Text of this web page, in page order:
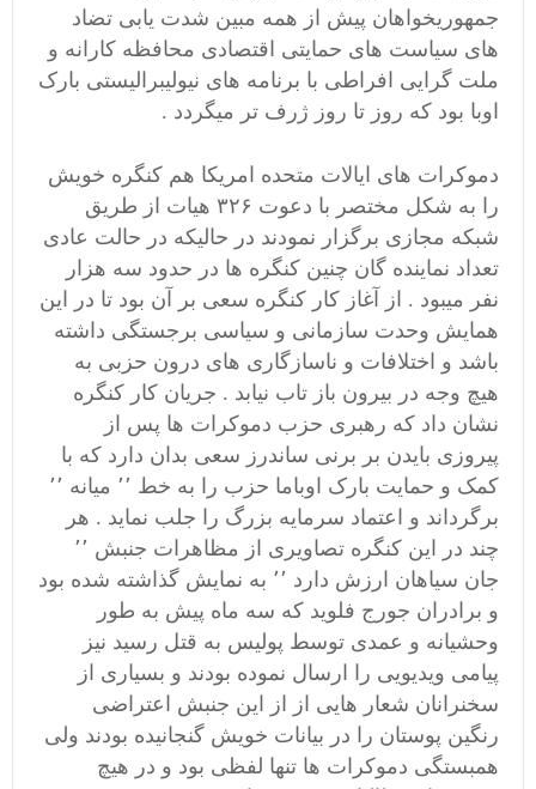
جمهوریخواهان پیش از همه مبین شدت یابی تضاد
های سیاست های حمایتی اقتصادی محافظه کارانه و
ملت گرایی افراطی با برنامه های نیولیبرالیستی بارک
اوبا بود که روز تا روز ژرف تر میگردد .
دموکرات های ایالات متحده امریکا هم کنگره خویش
را به شکل مختصر با دعوت ۳۲۶ هیات از طریق
شبکه مجازی برگزار نمودند در حالیکه در حالت عادی
تعداد نماینده گان چنین کنگره ها در حدود سه هزار
نفر میبود . از آغاز کار کنگره سعی بر آن بود تا در این
همایش وحدت سازمانی و سیاسی برجستگی داشته
باشد و اختلافات و ناسازگاری های درون حزبی به
هیچ وجه در بیرون باز تاب نیابد . جریان کار کنگره
نشان داد که رهبری حزب دموکرات ها پس از
پیروزی بایدن بر برنی ساندرز سعی بدان دارد که با
کمک و حمایت بارک اوباما حزب را به خط ٬٬ میانه ٬٬
برگرداند و اعتماد سرمایه بزرگ را جلب نماید . هر
چند در این کنگره تصاویری از مظاهرات جنبش ٬٬
جان سیاهان ارزش دارد ٬٬ به نمایش گذاشته شده بود
و برادران جورج فلوید که سه ماه پیش به طور
وحشیانه و عمدی توسط پولیس به قتل رسید نیز
پیامی ویدیویی را ارسال نموده بودند و بسیاری از
سخنرانان شعار هایی از از این جنبش اعتراضی
رنگین پوستان را در بیانات خویش گنجانیده بودند ولی
همبستگی دموکرات ها تنها لفظی بود و در هیچ